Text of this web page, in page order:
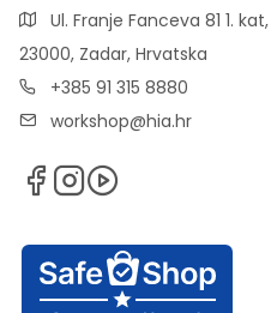
Ul. Franje Fanceva 81 1. kat,
23000, Zadar, Hrvatska
+385 91 315 8880
workshop@hia.hr